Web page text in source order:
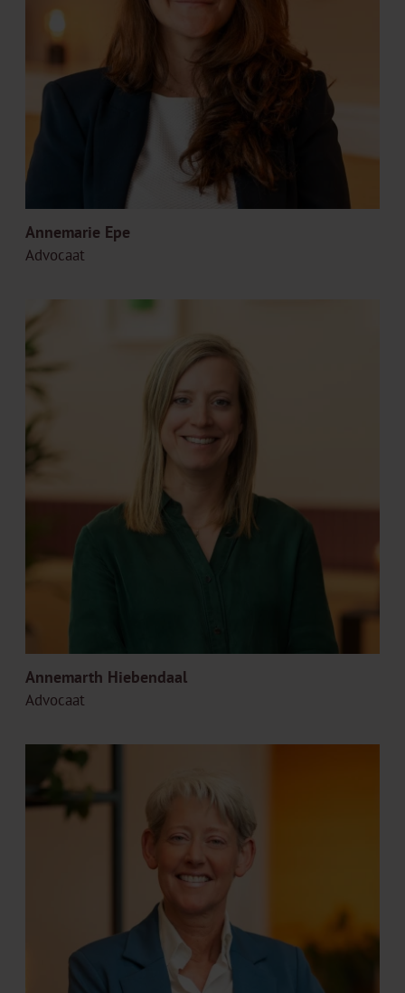
Annemarie Epe
Advocaat
Annemarth Hiebendaal
Advocaat